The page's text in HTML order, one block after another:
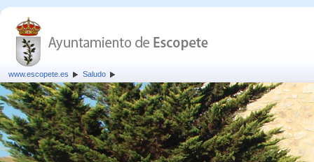
www.escopete.es Saludo